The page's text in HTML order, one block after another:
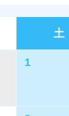
土
1